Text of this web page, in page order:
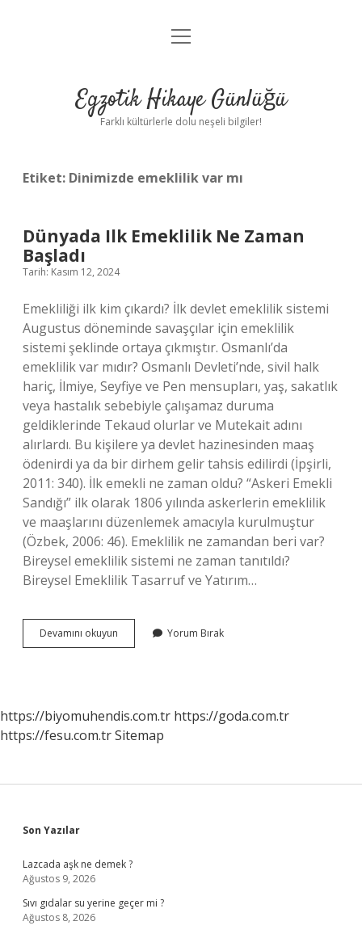
Anasayfa
Yasal Uyarı
menüyü
Egzotik Hikaye Günlüğü
Farklı kültürlerle dolu neşeli bilgiler!
Etiket: Dinimizde emeklilik var mı
Dünyada Ilk Emeklilik Ne Zaman
Başladı
Tarih: Kasım 12, 2024
Emekliliği ilk kim çıkardı? İlk devlet emeklilik sistemi
Augustus döneminde savaşçılar için emeklilik
sistemi şeklinde ortaya çıkmıştır. Osmanlı’da
emeklilik var mıdır? Osmanlı Devleti’nde, sivil halk
hariç, İlmiye, Seyfiye ve Pen mensupları, yaş, sakatlık
veya hastalık sebebiyle çalışamaz duruma
geldiklerinde Tekaud olurlar ve Mutekait adını
alırlardı. Bu kişilere ya devlet hazinesinden maaş
ödenirdi ya da bir dirhem gelir tahsis edilirdi (İpşirli,
2011: 340). İlk emekli ne zaman oldu? “Askeri Emekli
Sandığı” ilk olarak 1806 yılında askerlerin emeklilik
ve maaşlarını düzenlemek amacıyla kurulmuştur
(Özbek, 2006: 46). Emeklilik ne zamandan beri var?
Bireysel emeklilik sistemi ne zaman tanıtıldı?
Bireysel Emeklilik Tasarruf ve Yatırım…
Devamını okuyun Dünyada
Ilk
Yorum Bırak
https://biyomuhendis.com.tr https://goda.com.tr
https://fesu.com.trSitemap
Sidebar
Son Yazılar
Lazcada aşk ne demek ?
Ağustos 9, 2026
Sıvı gıdalar su yerine geçer mi ?
Ağustos 8, 2026